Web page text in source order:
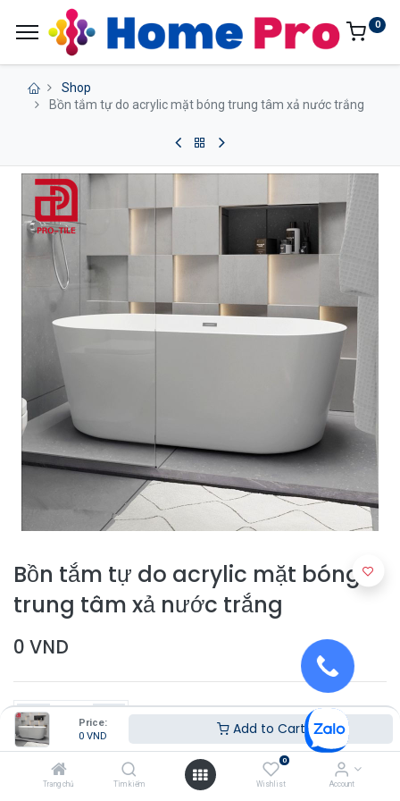
Price:
0 VND Add to Cart
Trang chủ Tìm kiếm
0
Wishlist Account
0
Shop
Bồn tắm tự do acrylic mặt bóng trung tâm xả nước trắng
Bồn tắm tự do acrylic mặt bóng
trung tâm xả nước trắng
0 VND
Thêm vào giỏ hàng